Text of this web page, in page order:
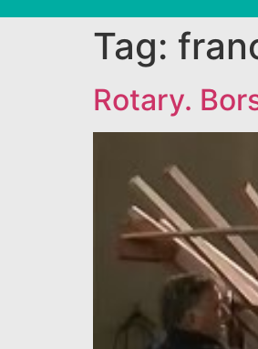
Tag:
Rotary.